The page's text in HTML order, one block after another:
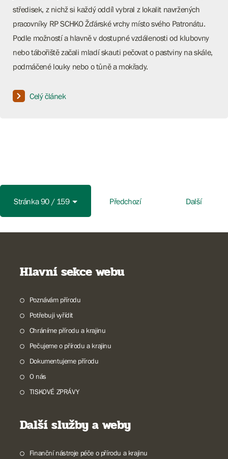
středisek, z nichž si každý oddíl vybral z lokalit navržených
pracovníky RP SCHKO Žďárské vrchy místo svého Patronátu.
Podle možností a hlavně v dostupné vzdálenosti od klubovny
nebo tábořiště začali mladí skauti pečovat o pastviny na skále,
podmáčené louky nebo o tůně a mokřady.
Celý článek
Stránka 90 / 159 Předchozí Další
Hlavní sekce webu
Poznávám přírodu
Potřebuji vyřídit
Chráníme přírodu a krajinu
Pečujeme o přírodu a krajinu
Dokumentujeme přírodu
O nás
TISKOVÉ ZPRÁVY
Další služby a weby
Finanční nástroje péče o přírodu a krajinu